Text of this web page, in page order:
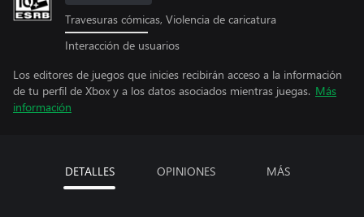
Travesuras cómicas, Violencia de caricatura
Interacción de usuarios
Los editores de juegos que inicies recibirán acceso a la información
de tu perfil de Xbox y a los datos asociados mientras juegas. Más
información
DETALLES OPINIONES MÁS